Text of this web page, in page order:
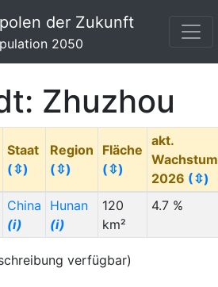
der Zukunft
2050
Zhuzhou
Staat
(⇳)
Region
(⇳)
Fläche
(⇳)
akt.
Wachstum
2026 (⇳)
China
(i)
Hunan
(i)
120
km²
4.7 %
verfügbar)